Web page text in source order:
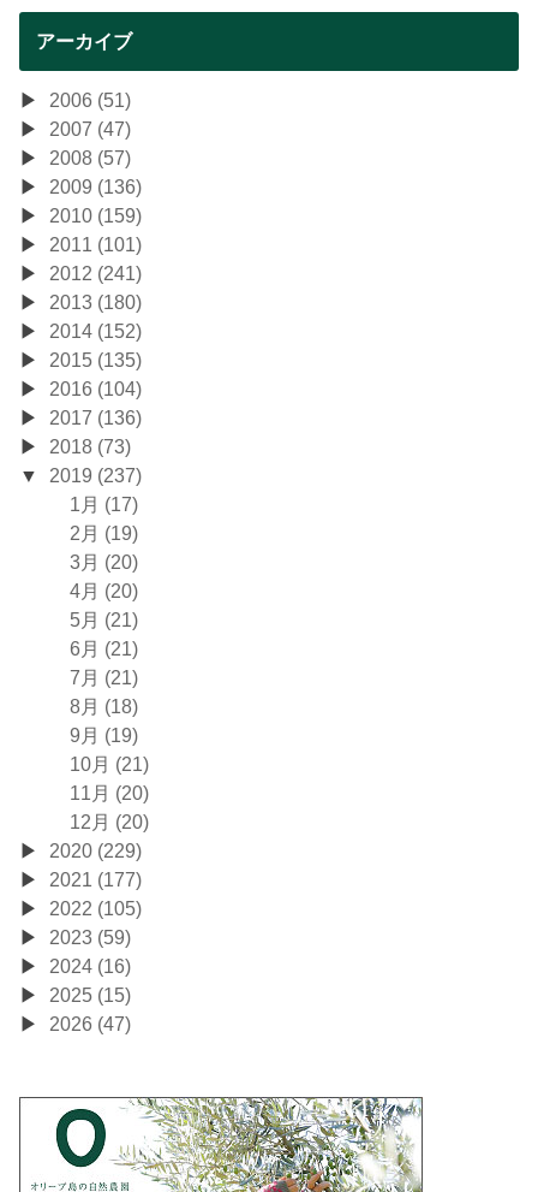
アーカイブ
2006 (51)
2007 (47)
2008 (57)
2009 (136)
2010 (159)
2011 (101)
2012 (241)
2013 (180)
2014 (152)
2015 (135)
2016 (104)
2017 (136)
2018 (73)
2019 (237)
1月 (17)
2月 (19)
3月 (20)
4月 (20)
5月 (21)
6月 (21)
7月 (21)
8月 (18)
9月 (19)
10月 (21)
11月 (20)
12月 (20)
2020 (229)
2021 (177)
2022 (105)
2023 (59)
2024 (16)
2025 (15)
2026 (47)